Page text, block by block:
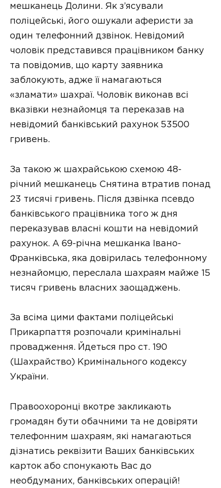
мешканець Долини. Як з’ясували
поліцейські, його ошукали аферисти за
один телефонний дзвінок. Невідомий
чоловік представився працівником банку
та повідомив, що карту заявника
заблокують, адже її намагаються
«зламати» шахраї. Чоловік виконав всі
вказівки незнайомця та переказав на
невідомий банківський рахунок 53500
гривень.
За такою ж шахрайською схемою 48-
річний мешканець Снятина втратив понад
23 тисячі гривень. Після дзвінка псевдо
банківського працівника того ж дня
переказував власні кошти на невідомий
рахунок. А 69-річна мешканка Івано-
Франківська, яка довірилась телефонному
незнайомцю, переслала шахраям майже 15
тисяч гривень власних заощаджень.
За всіма цими фактами поліцейські
Прикарпаття розпочали кримінальні
провадження. Йдеться про ст. 190
(Шахрайство) Кримінального кодексу
України.
Правоохоронці вкотре закликають
громадян бути обачними та не довіряти
телефонним шахраям, які намагаються
дізнатись реквізити Ваших банківських
карток або спонукають Вас до
необдуманих, банківських операцій!